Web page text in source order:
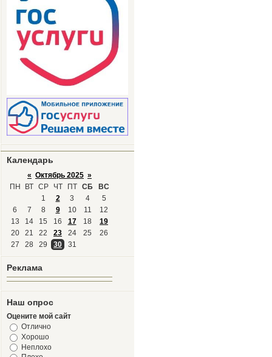
Календарь
« Октябрь 2025 »
ПН
ВТ СР ЧТ ПТ СБ
ВС
1
2 3 4
5
6
7 8 9 10 11
12
13
14 15 16 17 18
19
20
21 22 23 24 25
26
27
28 29 30 31
Реклама
Наш опрос
Оцените мой сайт
Отлично
Хорошо
Неплохо